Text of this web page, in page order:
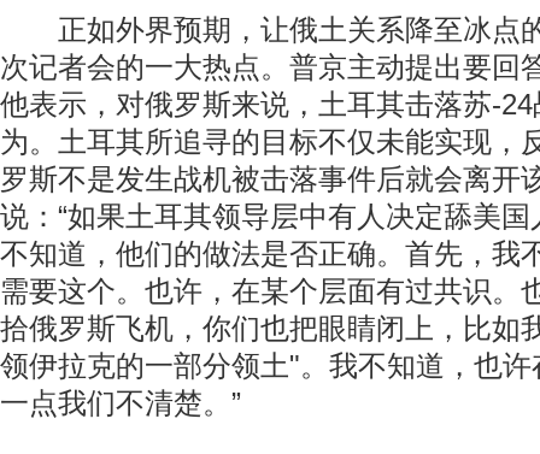
正如外界预期，让俄土关系降至冰点
次记者会的一大热点。普京主动提出要回
他表示，对俄罗斯来说，土耳其击落苏-
为。土耳其所追寻的目标不仅未能实现，
罗斯不是发生战机被击落事件后就会离开
说：“如果土耳其领导层中有人决定舔美
不知道，他们的做法是否正确。首先，我
需要这个。也许，在某个层面有过共识。
拾俄罗斯飞机，你们也把眼睛闭上，比如
领伊拉克的一部分领土"。我不知道，也
一点我们不清楚。”